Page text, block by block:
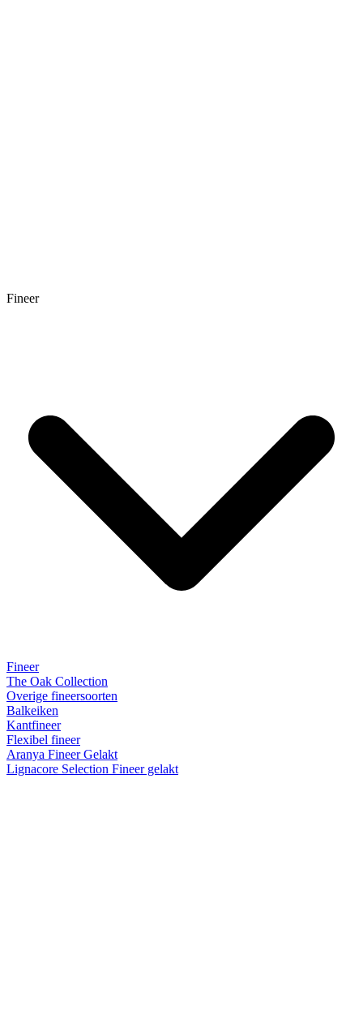
Fineer
Fineer
The Oak Collection
Overige fineersoorten
Balkeiken
Kantfineer
Flexibel fineer
Aranya Fineer Gelakt
Lignacore Selection Fineer gelakt